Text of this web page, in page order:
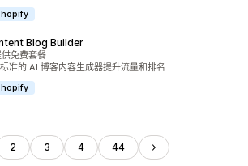
Blog Builder
）
免费套餐
准的 AI 博客内容生成器提升流量和排名
2 3 4 44